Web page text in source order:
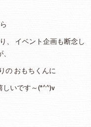
、 イベント企画も断念し
の おもちくんに
いです～(*^^)v